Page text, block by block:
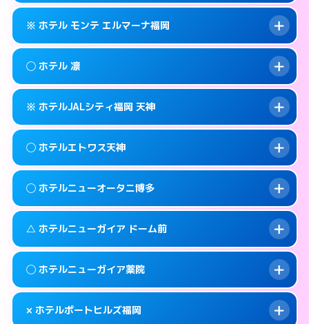
info このホテルの詳細ページを見る →
info このホテルの詳細ページを見る →
案内方法: 状況により派遣できません。
smartphone 092-406-1331
map 福岡市中央区西中洲12-18
info このホテルの詳細ページを見る →
案内方法:
smartphone 092-771-7717
map 福岡市中央区春吉3-14-27
info このホテルの詳細ページを見る →
※ ホテル モンテ エルマーナ福岡
案内方法:カードキーにつきホテルの入り口で
待ち合わせ。
info このホテルの詳細ページを見る →
◯ ホテル 凛
案内方法:
女性が直接お部屋まで伺います。
smartphone 092-718-8300
map 福岡市中央区春吉3-14-14
info このホテルの詳細ページを見る →
※ ホテルJALシティ福岡 天神
案内方法:
カードキーにつきホテルの入り口で
待ち合わせ。
info このホテルの詳細ページを見る →
◯ ホテルエトワス天神
案内方法:
女性が直接お部屋まで伺います。
smartphone 092-737-3233
map 福岡市中央区天神3-5-18
info このホテルの詳細ページを見る →
◯ ホテルニューオータニ博多
案内方法:
女性が直接お部屋まで伺います。
smartphone 092-714-1111
map 福岡市中央区渡辺通1-1-2
△ ホテルニューガイア ドーム前
案内方法: 状況により派遣できません。
◯ ホテルニューガイア薬院
× ホテルポートヒルズ福岡